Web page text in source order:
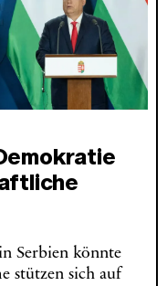
Serbien könnte
stützen sich auf